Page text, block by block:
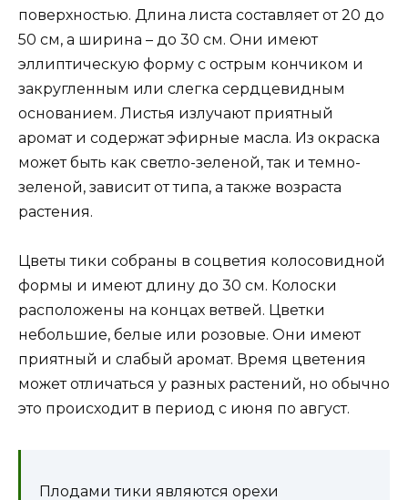
поверхностью. Длина листа составляет от 20 до
50 см, а ширина – до 30 см. Они имеют
эллиптическую форму с острым кончиком и
закругленным или слегка сердцевидным
основанием. Листья излучают приятный
аромат и содержат эфирные масла. Из окраска
может быть как светло-зеленой, так и темно-
зеленой, зависит от типа, а также возраста
растения.
Цветы тики собраны в соцветия колосовидной
формы и имеют длину до 30 см. Колоски
расположены на концах ветвей. Цветки
небольшие, белые или розовые. Они имеют
приятный и слабый аромат. Время цветения
может отличаться у разных растений, но обычно
это происходит в период с июня по август.
Плодами тики являются орехи